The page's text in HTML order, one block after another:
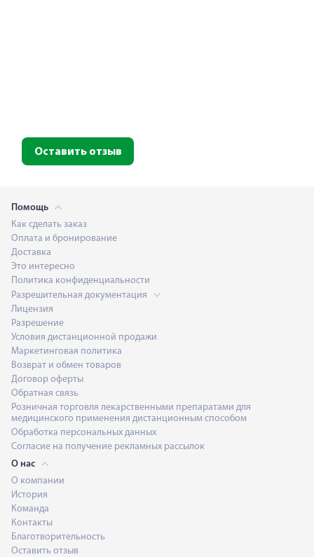
Оставить отзыв
Помощь
Как сделать заказ
Оплата и бронирование
Доставка
Это интересно
Политика конфиденциальности
Разрешительная документация
Лицензия
Разрешение
Условия дистанционной продажи
Маркетинговая политика
Возврат и обмен товаров
Договор оферты
Обратная связь
Розничная торговля лекарственными препаратами для
медицинского применения дистанционным способом
Обработка персональных данных
Согласие на получение рекламных рассылок
О нас
О компании
История
Команда
Контакты
Благотворительность
Оставить отзыв